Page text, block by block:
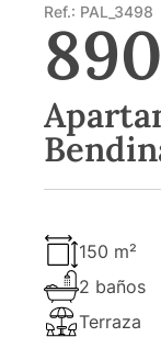
Ref.: PAL_3498
150 m²
2 baños
Terraza